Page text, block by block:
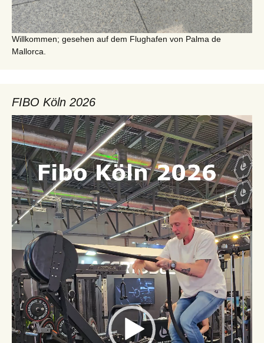
Willkommen; gesehen auf dem Flughafen von Palma de
Mallorca.
FIBO Köln 2026
Video-
Player